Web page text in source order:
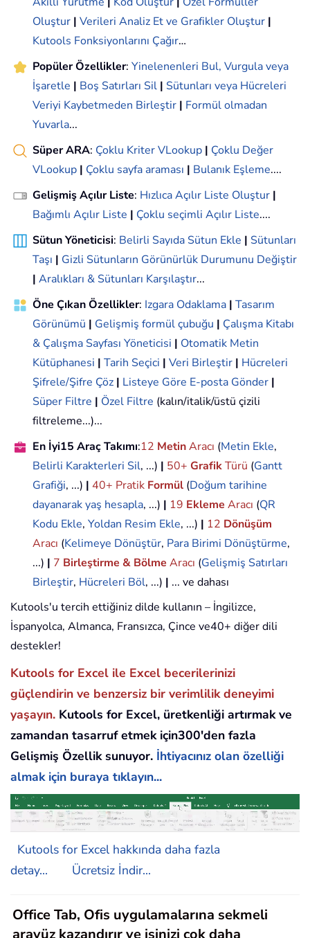
Oluştur | Verileri Analiz Et ve Grafikler Oluştur |
Kutools Fonksiyonlarını Çağır…
Popüler Özellikler: Yinelenenleri Bul, Vurgula veya
İşaretle | Boş Satırları Sil | Sütunları veya Hücreleri
Veriyi Kaybetmeden Birleştir | Formül olmadan
Yuvarla...
Süper ARA: Çoklu Kriter VLookup | Çoklu Değer
VLookup | Çoklu sayfa araması | Bulanık Eşleme....
Gelişmiş Açılır Liste: Hızlıca Açılır Liste Oluştur |
Bağımlı Açılır Liste | Çoklu seçimli Açılır Liste....
Sütun Yöneticisi: Belirli Sayıda Sütun Ekle | Sütunları
Taşı | Gizli Sütunların Görünürlük Durumunu Değiştir
| Aralıkları & Sütunları Karşılaştır...
Öne Çıkan Özellikler: Izgara Odaklama | Tasarım
Görünümü | Gelişmiş formül çubuğu | Çalışma Kitabı
& Çalışma Sayfası Yöneticisi | Otomatik Metin
Kütüphanesi | Tarih Seçici | Veri Birleştir | Hücreleri
Şifrele/Şifre Çöz | Listeye Göre E-posta Gönder |
Süper Filtre | Özel Filtre (kalın/italik/üstü çizili
filtreleme...)...
En İyi15 Araç Takımı:12 MetinAracı (Metin Ekle,
Belirli Karakterleri Sil, ...) | 50+ GrafikTürü (Gantt
Grafiği, ...) | 40+ Pratik Formül (Doğum tarihine
dayanarak yaş hesapla, ...) | 19 Ekleme Aracı (QR
Kodu Ekle, Yoldan Resim Ekle, ...) | 12 Dönüşüm
Aracı (Kelimeye Dönüştür, Para Birimi Dönüştürme,
...) | 7 Birleştirme & Bölme Aracı (Gelişmiş Satırları
Birleştir, Hücreleri Böl, ...) | ... ve dahası
Kutools'u tercih ettiğiniz dilde kullanın – İngilizce,
İspanyolca, Almanca, Fransızca, Çince ve40+ diğer dili
destekler!
Kutools for Excel ile Excel becerilerinizi
güçlendirin ve benzersiz bir verimlilik deneyimi
yaşayın. Kutools for Excel, üretkenliği artırmak ve
zamandan tasarruf etmek için300'den fazla
Gelişmiş Özellik sunuyor. İhtiyacınız olan özelliği
almak için buraya tıklayın...
Kutools for Excel hakkında daha fazla
detay...
Ücretsiz İndir...
Office Tab, Ofis uygulamalarına sekmeli
arayüz kazandırır ve işinizi çok daha